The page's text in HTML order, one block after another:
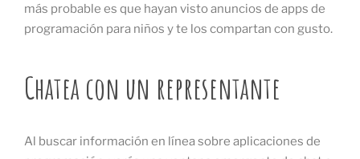
más probable es que hayan visto anuncios de apps de
programación para niños y te los compartan con gusto.
Chatea con un representante
Al buscar información en línea sobre aplicaciones de